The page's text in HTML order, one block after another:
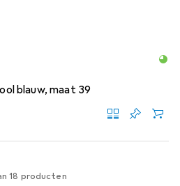
blauw, maat 39
18 producten